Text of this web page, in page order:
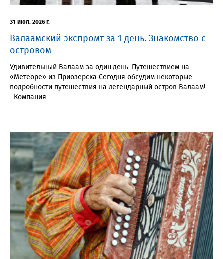
31 июл. 2026 г.
Валаамский экспромт за 1 день. Знакомство с
островом
Удивительный Валаам за один день. Путешествием на
«Метеоре» из Приозерска Сегодня обсудим некоторые
подробности путешествия на легендарный остров Валаам!
Компания...